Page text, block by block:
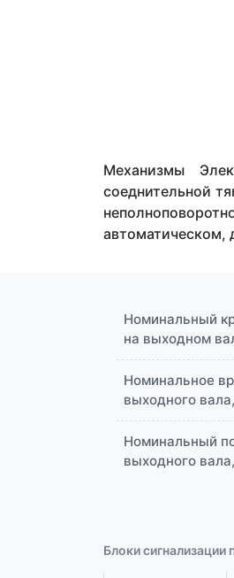
Механизмы
соеднительной
автоматическом,
Номинальный
на выходном
Номинальное
выходного
Номинальный
выходного
Блоки сигнализации